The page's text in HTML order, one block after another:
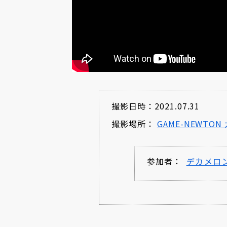
撮影日時：2021.07.31
撮影場所： GAME-NEWTON
参加者： デカメロ